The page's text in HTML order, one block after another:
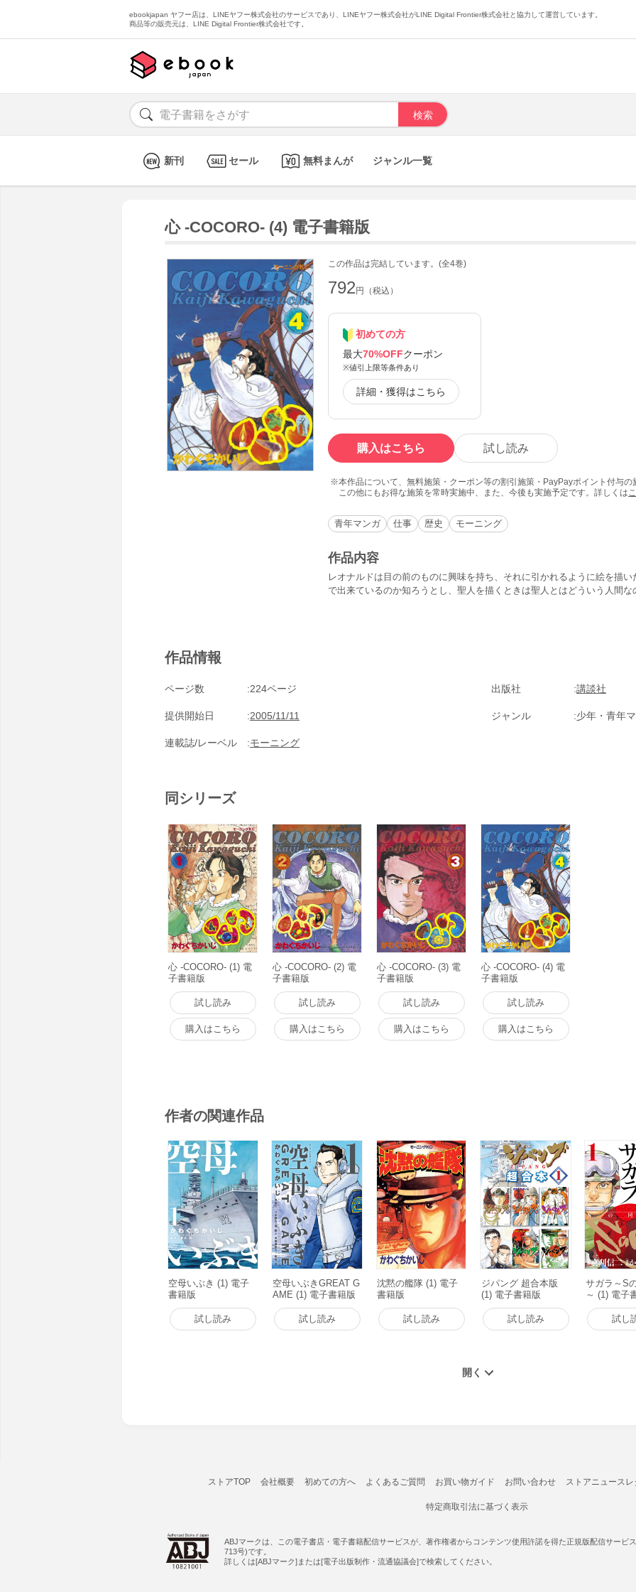
ebookjapan ヤフー店は、LINEヤフー株式会社のサービスであり、LINEヤフー株式会社がLINE Digital Frontier株式会社と協力して運営しています。
商品等の販売元は、LINE Digital Frontier株式会社です。
新刊 セール 無料まんが ジャンル一覧
心 -COCORO- (4) 電子書籍版
この作品は完結しています。(全4巻)
792円（税込）
初めての方
最大70%OFFクーポン
※値引上限等条件あり
詳細・獲得はこちら
購入はこちら 試し読み
本作品について、無料施策・クーポン等の割引施策・PayPayポイント付与
この他にもお得な施策を常時実施中、また、今後も実施予定です。詳しくは
青年マンガ 仕事 歴史 モーニング
作品内容
レオナルドは目の前のものに興味を持ち、それに引かれるように絵を描
で出来ているのか知ろうとし、聖人を描くときは聖人とはどういう人間
作品情報
ページ数 224ページ 出版社 講談社
提供開始日 2005/11/11 ジャンル 少年・青年
連載誌/レーベル モーニング
同シリーズ
心 -COCORO- (1) 電
子書籍版
試し読み
購入はこちら
心 -COCORO- (2) 電
子書籍版
試し読み
購入はこちら
心 -COCORO- (3) 電
子書籍版
試し読み
購入はこちら
心 -COCORO- (4) 電
子書籍版
試し読み
購入はこちら
作者の関連作品
空母いぶき (1) 電子
書籍版
試し読み
空母いぶきGREAT G
AME (1) 電子書籍版
試し読み
沈黙の艦隊 (1) 電子
書籍版
試し読み
ジパング 超合本版
(1) 電子書籍版
試し読み
サガラ～S
～ (1) 電子
試し
ストアTOP 会社概要 初めての方へ よくあるご質問 お買い物ガイド お問い合わせ ストアニュースレ
特定商取引法に基づく表示
ABJマークは、この電子書店・電子書籍配信サービスが、著作権者からコンテンツ使用許諾を得た正規版配信サービ
713号)です。
詳しくは[ABJマーク]または[電子出版制作・流通協議会]で検索してください。